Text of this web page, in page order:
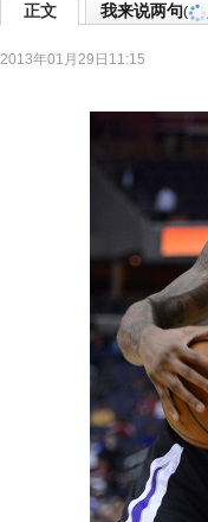
正文 我来说两句(
2013年01月29日11:15